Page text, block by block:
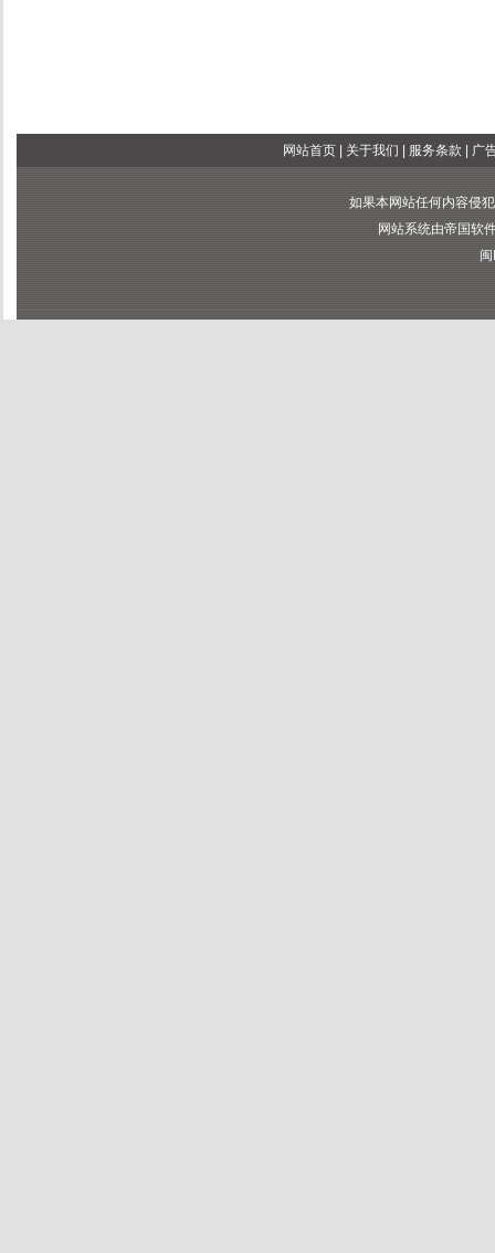
网站首页| 关于我们 服务条款 广
如果本网站任何内容侵
网站系统由帝国软